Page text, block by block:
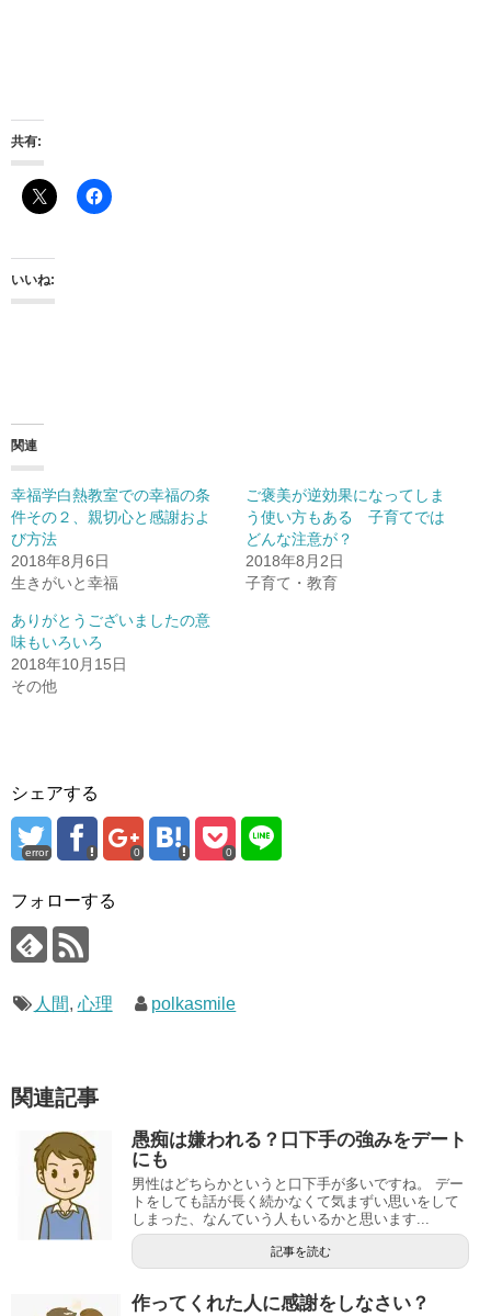
共有:
いいね:
関連
幸福学白熱教室での幸福の条
件その２、親切心と感謝およ
び方法
2018年8月6日
生きがいと幸福
ご褒美が逆効果になってしま
う使い方もある 子育てでは
どんな注意が？
2018年8月2日
子育て・教育
ありがとうございましたの意
味もいろいろ
2018年10月15日
その他
シェアする
error 0 0
フォローする
人間, 心理 polkasmile
関連記事
愚痴は嫌われる？口下手の強みをデート
にも
男性はどちらかというと口下手が多いですね。 デー
トをしても話が長く続かなくて気まずい思いをして
しまった、なんていう人もいるかと思います...
記事を読む
作ってくれた人に感謝をしなさい？